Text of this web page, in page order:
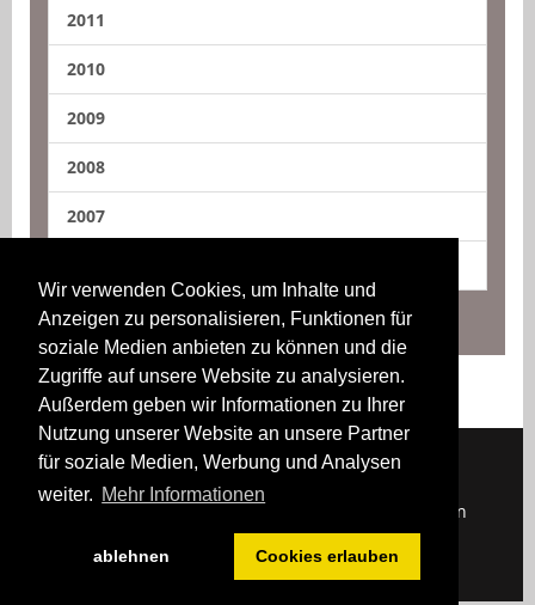
Wir verwenden Cookies, um Inhalte und
Anzeigen zu personalisieren, Funktionen für
soziale Medien anbieten zu können und die
Zugriffe auf unsere Website zu analysieren.
Außerdem geben wir Informationen zu Ihrer
Nutzung unserer Website an unsere Partner
für soziale Medien, Werbung und Analysen
weiter. Mehr Informationen
ablehnen Cookies erlauben
2011
2010
2009
2008
2007
Downloads Impressum Login